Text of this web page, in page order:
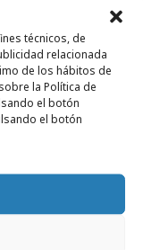
técnicos, de
relacionada
de los hábitos de
la Política de
el botón
el botón